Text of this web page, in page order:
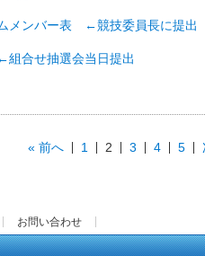
メンバー表 ←競技委員長に提出
合せ抽選会当日提出
« 前へ 1 2 3 4 5
お問い合わせ